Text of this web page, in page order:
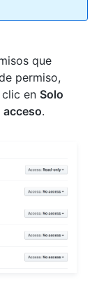
que
permiso,
en Solo
acceso.